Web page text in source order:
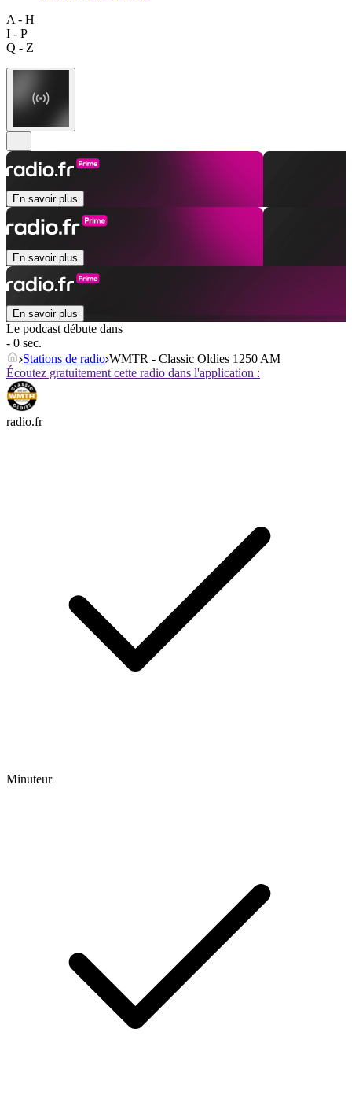
A - H
I - P
Q - Z
En savoir plus
En savoir plus
En savoir plus
Le podcast débute dans
- 0 sec.
Stations de radio WMTR - Classic Oldies 1250 AM
Écoutez gratuitement cette radio dans l'application :
radio.fr
Minuteur